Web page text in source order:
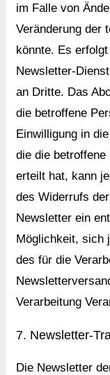
im Falle von
Veränderung der
könnte. Es
Newsletter-
an Dritte. Das
die betroffene
Einwilligung in
die die
erteilt hat, kann
des Widerrufs
Newsletter ein
Möglichkeit, sich
des für die
Verarbeitung
7. Newsletter-
Die Newsletter